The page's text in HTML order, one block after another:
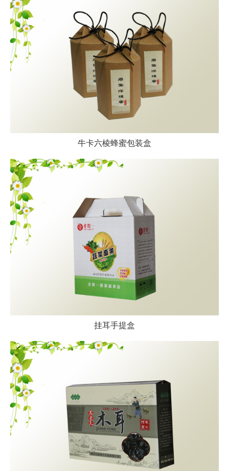
牛卡六棱蜂蜜包装盒
挂耳手提盒